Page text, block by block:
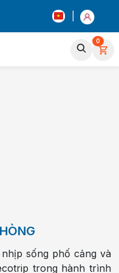
0
sống phố cảng và
trong hành trình